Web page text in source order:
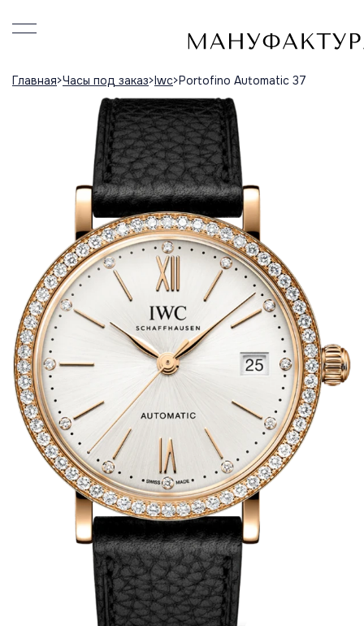
Главная Часы под заказ Iwc Portofino Automatic 37